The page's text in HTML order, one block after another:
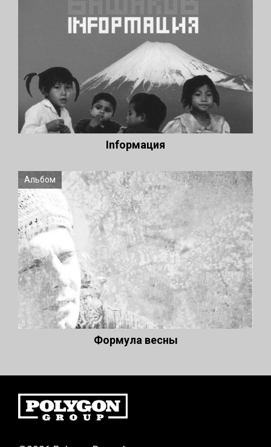
Infoрмация
Альбом
Формула весны